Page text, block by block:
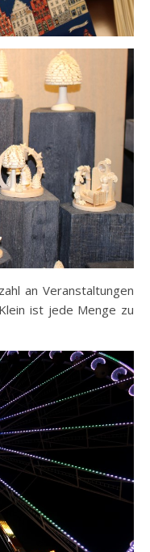
an Veranstaltungen
ist jede Menge zu